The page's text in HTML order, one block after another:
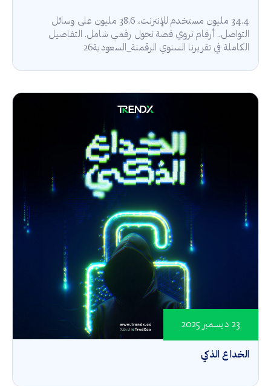
34.4 مليون مستخدم للإنترنت، 38.6 مليون على وسائل
التواصل.. أرقام تروي قصة تحول رقمي شامل. التفاصيل
الكاملة في تقريرنا السنوي الرقمنة_السعودية26
الخداع الذكي
23 ديسمبر 2025